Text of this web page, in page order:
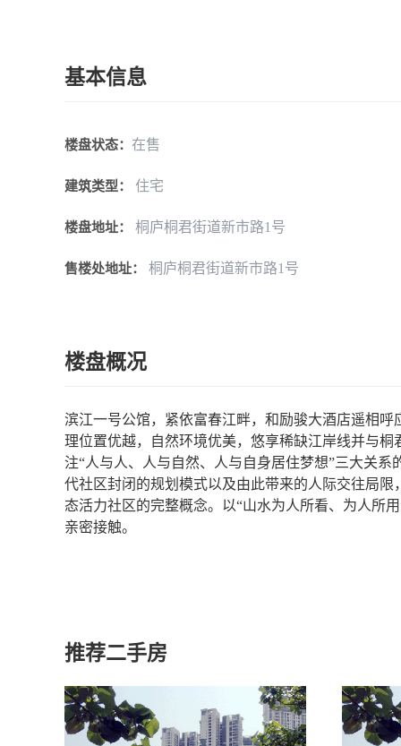
基本信息
楼盘状态： 在售
建筑类型： 住宅
楼盘地址： 桐庐桐君街道新市路1号
售楼处地址： 桐庐桐君街道新市路1号
楼盘概况
滨江一号公馆，紧依富春江畔，和励骏大酒店遥相
理位置优越，自然环境优美，悠享稀缺江岸线并与
注“人与人、人与自然、人与自身居住梦想”三大关
代社区封闭的规划模式以及由此带来的人际交往局
态活力社区的完整概念。以“山水为人所看、为人所
亲密接触。
推荐二手房